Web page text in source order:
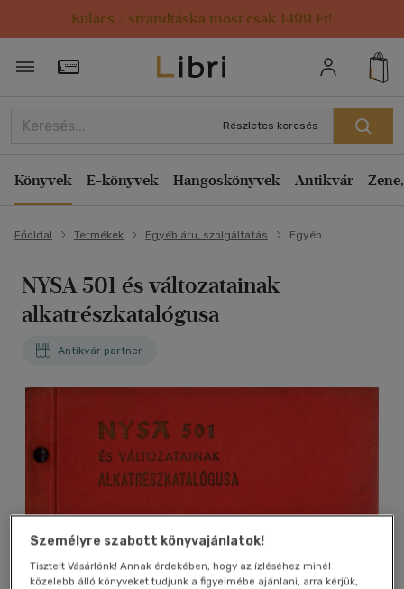
Kulacs / strandtáska most csak 1499 Ft!
Törzsvásárlói Kártya adatai
Részletes keresés
Könyvek E-könyvek Hangoskönyvek Antikvár
Főoldal Termékek Egyéb áru, szolgáltatás Egyéb
NYSA 501 és változatainak
alkatrészkatalógusa
Antikvár partner
Személyre szabott könyvajánlatok!
Tisztelt Vásárlónk! Annak érdekében, hogy az ízléséhez minél
közelebb álló könyveket tudjunk a figyelmébe ajánlani, arra kérjük,